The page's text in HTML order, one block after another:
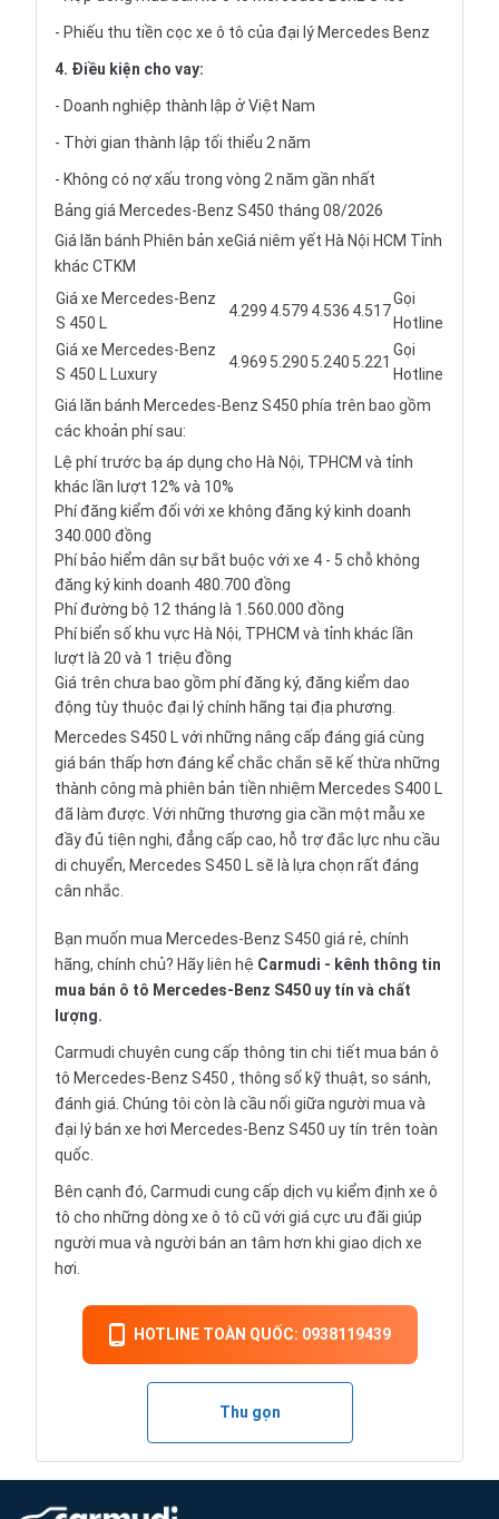
- Phiếu thu tiền cọc xe ô tô của đại lý Mercedes Benz
4. Điều kiện cho vay:
- Doanh nghiệp thành lập ở Việt Nam
- Thời gian thành lập tối thiểu 2 năm
- Không có nợ xấu trong vòng 2 năm gần nhất
Bảng giá Mercedes-Benz S450 tháng 08/2026
Giá lăn bánh Phiên bản xeGiá niêm yết Hà Nội HCM Tỉnh
khác CTKM
Giá xe Mercedes-Benz
S 450 L
4.299 4.579 4.536 4.517
Gọi
Hotline
Giá xe Mercedes-Benz
S 450 L Luxury
4.969 5.290 5.240 5.221
Gọi
Hotline
Giá lăn bánh Mercedes-Benz S450 phía trên bao gồm
các khoản phí sau:
Lệ phí trước bạ áp dụng cho Hà Nội, TPHCM và tỉnh
khác lần lượt 12% và 10%
Phí đăng kiểm đối với xe không đăng ký kinh doanh
340.000 đồng
Phí bảo hiểm dân sự bắt buộc với xe 4 - 5 chỗ không
đăng ký kinh doanh 480.700 đồng
Phí đường bộ 12 tháng là 1.560.000 đồng
Phí biển số khu vực Hà Nội, TPHCM và tỉnh khác lần
lượt là 20 và 1 triệu đồng
Giá trên chưa bao gồm phí đăng ký, đăng kiểm dao
động tùy thuộc đại lý chính hãng tại địa phương.
Mercedes S450 L với những nâng cấp đáng giá cùng
giá bán thấp hơn đáng kể chắc chắn sẽ kế thừa những
thành công mà phiên bản tiền nhiệm Mercedes S400 L
đã làm được. Với những thương gia cần một mẫu xe
đầy đủ tiện nghi, đẳng cấp cao, hỗ trợ đắc lực nhu cầu
di chuyển, Mercedes S450 L sẽ là lựa chọn rất đáng
cân nhắc.
Bạn muốn mua Mercedes-Benz S450 giá rẻ, chính
hãng, chính chủ? Hãy liên hệ Carmudi - kênh thông tin
mua bán ô tô Mercedes-Benz S450 uy tín và chất
lượng.
Carmudi chuyên cung cấp thông tin chi tiết mua bán ô
tô Mercedes-Benz S450 , thông số kỹ thuật, so sánh,
đánh giá. Chúng tôi còn là cầu nối giữa người mua và
đại lý bán xe hơi Mercedes-Benz S450 uy tín trên toàn
quốc.
Bên cạnh đó, Carmudi cung cấp dịch vụ kiểm định xe ô
tô cho những dòng xe ô tô cũ với giá cực ưu đãi giúp
người mua và người bán an tâm hơn khi giao dịch xe
hơi.
HOTLINE TOÀN QUỐC: 0938119439
Thu gọn